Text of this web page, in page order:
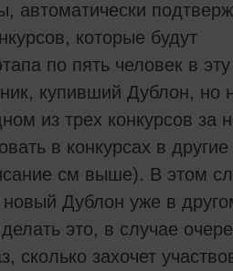
автоматически
которые будут
по пять человек в
купивший Дублон, но
из трех конкурсов за
в конкурсах в
см выше). В этом
Дублон уже в
это, в случае
сколько захочет